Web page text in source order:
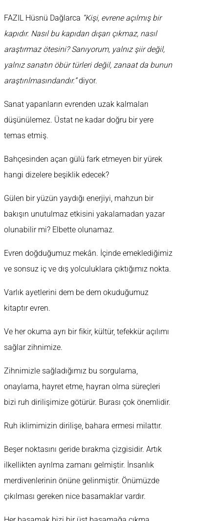
FAZIL Hüsnü Dağlarca “Kişi, evrene açılmış bir
kapıdır. Nasıl bu kapıdan dışarı çıkmaz, nasıl
araştırmaz ötesini? Sanıyorum, yalnız şiir değil,
yalnız sanatın öbür türleri değil, zanaat da bunun
araştırılmasındandır.”diyor.
Sanat yapanların evrenden uzak kalmaları
düşünülemez. Üstat ne kadar doğru bir yere
temas etmiş.
Bahçesinden açan gülü fark etmeyen bir yürek
hangi dizelere beşiklik edecek?
Gülen bir yüzün yaydığı enerjiyi, mahzun bir
bakışın unutulmaz etkisini yakalamadan yazar
olunabilir mi? Elbette olunamaz.
Evren doğduğumuz mekân. İçinde emeklediğimiz
ve sonsuz iç ve dış yolculuklara çıktığımız nokta.
Varlık ayetlerini dem be dem okuduğumuz
kitaptır evren.
Ve her okuma ayrı bir fikir, kültür, tefekkür açılımı
sağlar zihnimize.
Zihnimizle sağladığımız bu sorgulama,
onaylama, hayret etme, hayran olma süreçleri
bizi ruh dirilişimize götürür. Burası çok önemlidir.
Ruh iklimimizin dirilişe, bahara ermesi milattır.
Beşer noktasını geride bırakma çizgisidir. Artık
ilkellikten ayrılma zamanı gelmiştir. İnsanlık
merdivenlerinin önüne gelinmiştir. Önümüzde
çıkılması gereken nice basamaklar vardır.